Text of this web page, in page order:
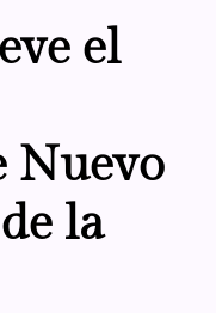
el
Nuevo
la